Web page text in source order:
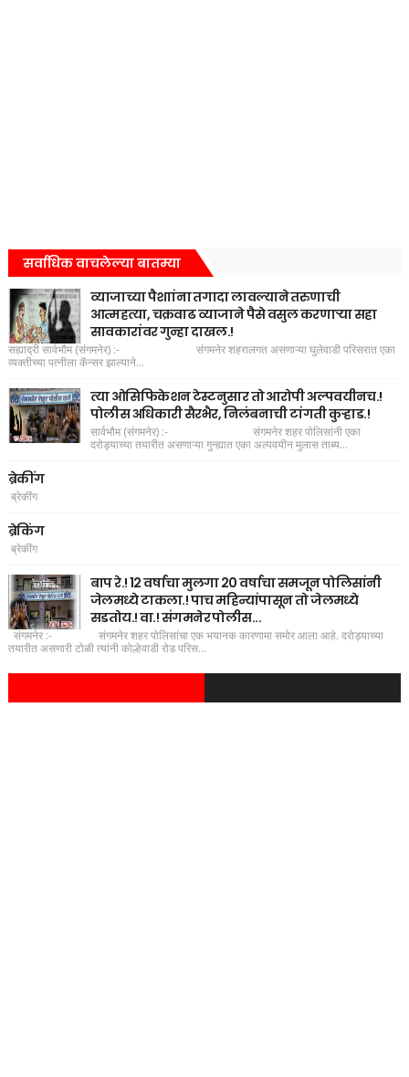
सर्वाधिक वाचलेल्या बातम्या
व्याजाच्या पैशाांना तगादा लावल्याने तरुणाची
आत्महत्या, चक्रवाढ व्याजाने पैसे वसुल करणाऱ्या सहा
सावकारांवर गुन्हा दाखल.!
सह्याद्री सार्वभौम (संगमनेर) :- संगमनेर शहरालगत असणाऱ्या घुलेवाडी परिसरात एका
व्यक्तीच्या पत्नीला कॅन्सर झाल्याने...
त्या ओसिफिकेशन टेस्टनुसार तो आरोपी अल्पवयीनच.!
पोलीस अधिकारी सैरभैर, निलंबनाची टांगती कुऱ्हाड.!
सार्वभौम (संगमनेर) :- संगमनेर शहर पोलिसांनी एका
दरोड्याच्या तयारीत असणाऱ्या गुन्ह्यात एका अल्पवयीन मुलास ताब्य...
ब्रेकींग
ब्रेकींग
ब्रेकिंग
ब्रेकींग
बाप रे.! 12 वर्षाचा मुलगा 20 वर्षाचा समजून पोलिसांनी
जेलमध्ये टाकला.! पाच महिन्यांपासून तो जेलमध्ये
सडतोय.! वा.! संगमनेर पोलीस...
संगमनेर :- संगमनेर शहर पोलिसांचा एक भयानक कारणामा समोर आला आहे. दरोड्याच्या
तयारीत असणारी टोळी त्यांनी कोल्हेवाडी रोड परिस...